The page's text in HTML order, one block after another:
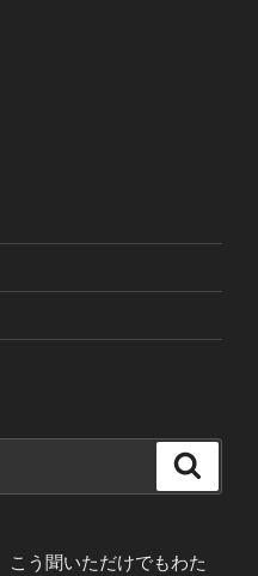
こう聞いただけでもわた